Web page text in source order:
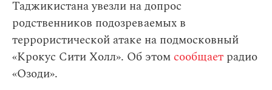
Таджикистана увезли на допрос
родственников подозреваемых в
террористической атаке на подмосковный
«Крокус Сити Холл». Об этом сообщает радио
«Озоди».